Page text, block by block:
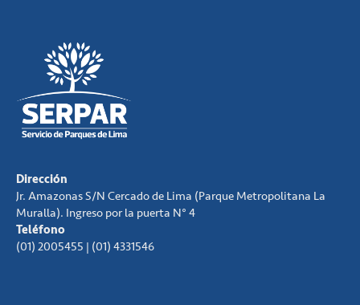
Dirección
Jr. Amazonas S/N Cercado de Lima (Parque Metropolitana La
Muralla). Ingreso por la puerta N° 4
Teléfono
(01) 2005455 | (01) 4331546